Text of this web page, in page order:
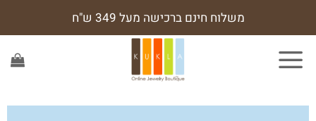
משלוח חינם ברכישה מעל 349 ש"ח